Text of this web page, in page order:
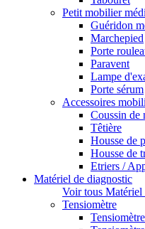
Petit mobilier
Guéridon
Marchepied
Porte
Paravent
Lampe
Porte sérum
Accessoires
Coussin de
Têtière
Housse de
Housse de
Etriers /
Matériel de diagnostic
Voir tous Matériel
Tensiomètre